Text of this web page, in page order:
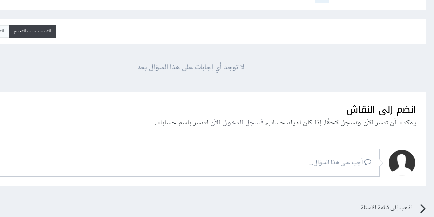
الترتيب حسب التقييم
لا توجد أي إجابات على هذا السؤال بعد
انضم إلى النقاش
يمكنك أن تنشر الآن وتسجل لاحقًا. إذا كان لديك حساب،فسجل الدخول الآنلتنشر باسم حسابك.
أجب على هذا السؤال...
اذهب إلى قائمة الأسئلة